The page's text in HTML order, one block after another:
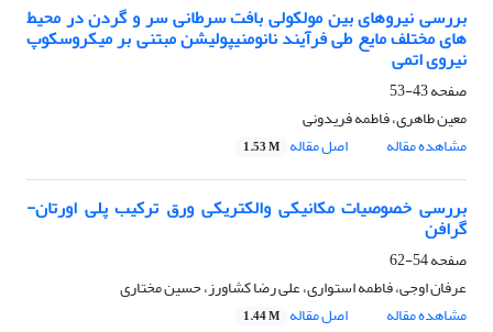
بررسی نیروهای بین مولکولی بافت سرطانی سر و گردن در محیط
‌های مختلف مایع طی فرآیند نانومنیپولیشن مبتنی بر میکروسکوپ
نیروی اتمی
صفحه43-53
معین طاهری، فاطمه فریدونی
مشاهده مقاله
اصل مقاله 1.53 M
بررسی خصوصیات مکانیکی والکتریکی ورق ترکیب پلی اورتان-
گرافن
صفحه54-62
عرفان اوجی، فاطمه استواری، علی رضا کشاورز، حسین مختاری
مشاهده مقاله
اصل مقاله 1.44 M